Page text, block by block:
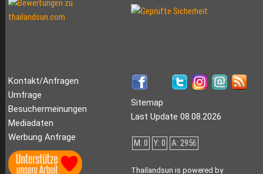
Kontakt/Anfragen
Umfrage
Besuchermeinungen
Mediadaten
Werbung Anfrage
Sitemap
Last Update 08.08.2026
M: 0 Y: 0 A: 2956
Thailandsun is powered by